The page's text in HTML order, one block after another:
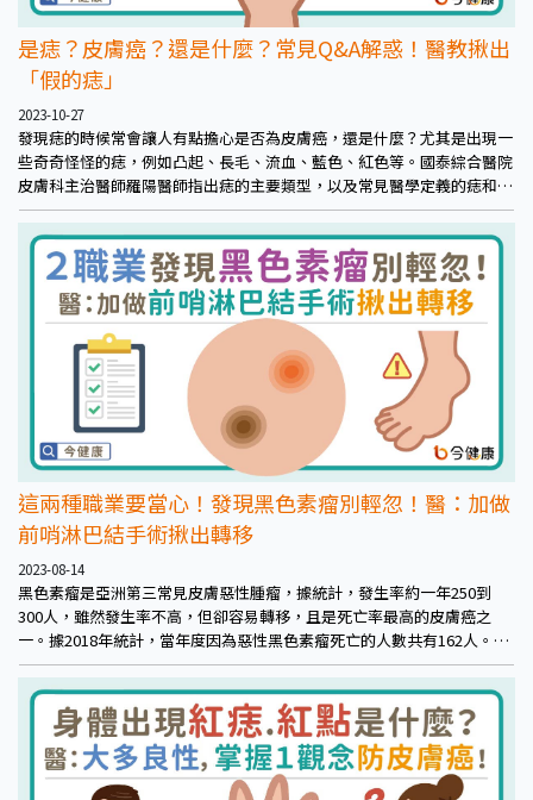
是痣？皮膚癌？還是什麼？常見Q&A解惑！醫教揪出
「假的痣」
2023-10-27
發現痣的時候常會讓人有點擔心是否為皮膚癌，還是什麼？尤其是出現一
些奇奇怪怪的痣，例如凸起、長毛、流血、藍色、紅色等。國泰綜合醫院
皮膚科主治醫師羅陽醫師指出痣的主要類型，以及常見醫學定義的痣和
「民眾所稱的痣」，並教大家怎麼看是不是有皮膚癌風險。
這兩種職業要當心！發現黑色素瘤別輕忽！醫：加做
前哨淋巴結手術揪出轉移
2023-08-14
黑色素瘤是亞洲第三常見皮膚惡性腫瘤，據統計，發生率約一年250到
300人，雖然發生率不高，但卻容易轉移，且是死亡率最高的皮膚癌之
一。據2018年統計，當年度因為惡性黑色素瘤死亡的人數共有162人。所
幸，現在晚期黑色素瘤治療已進入精準醫療時代，可以針對對應的基因突
變，如：BRAF進行標靶治療，而無突變者，也有機會使用免疫治療，維
持一段無復發時間及良好的生活品質。